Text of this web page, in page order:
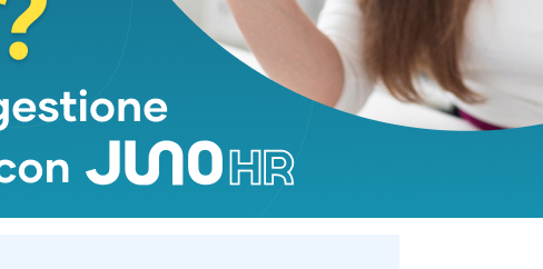
inclusione laboratori